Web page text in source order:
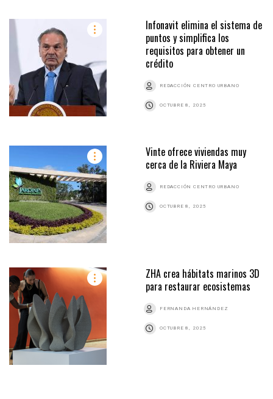
Infonavit elimina el sistema de
puntos y simplifica los
requisitos para obtener un
crédito
REDACCIÓN CENTRO URBANO
OCTUBRE 8, 2025
Vinte ofrece viviendas muy
cerca de la Riviera Maya
REDACCIÓN CENTRO URBANO
OCTUBRE 8, 2025
ZHA crea hábitats marinos 3D
para restaurar ecosistemas
FERNANDA HERNÁNDEZ
OCTUBRE 8, 2025